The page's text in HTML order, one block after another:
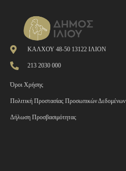
ΚΑΛΧΟΥ 48-50 13122 ΙΛΙΟΝ
213 2030 000
Όροι Χρήσης
Πολιτική Προστασίας Προσωπικών Δεδομένων
Δήλωση Προσβασιμότητας